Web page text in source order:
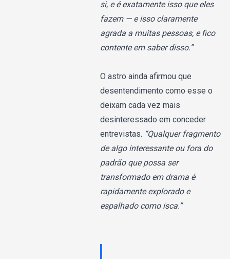
si, e é exatamente isso que eles
fazem — e isso claramente
agrada a muitas pessoas, e fico
contente em saber disso.”
O astro ainda afirmou que
desentendimento como esse o
deixam cada vez mais
desinteressado em conceder
entrevistas. “Qualquer fragmento
de algo interessante ou fora do
padrão que possa ser
transformado em drama é
rapidamente explorado e
espalhado como isca.”